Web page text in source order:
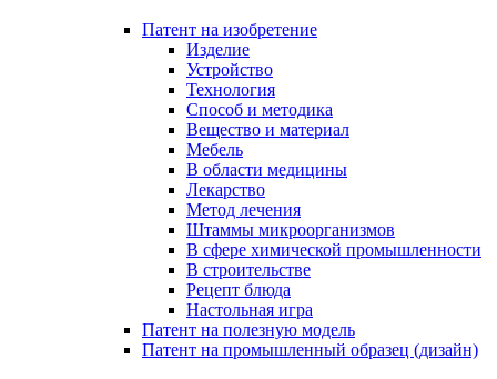
Патент на изобретение
Изделие
Устройство
Технология
Способ и методика
Вещество и материал
Мебель
В области медицины
Лекарство
Метод лечения
Штаммы микроорганизмов
В сфере химической промышленности
В строительстве
Рецепт блюда
Настольная игра
Патент на полезную модель
Патент на промышленный образец (дизайн)